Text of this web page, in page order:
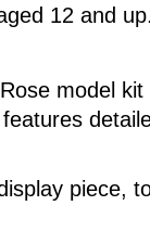
12 and up.
model
piece,